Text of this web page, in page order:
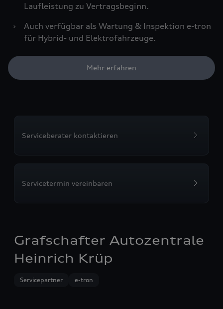
Laufleistung zu Vertragsbeginn.
›
Auch verfügbar als Wartung & Inspektion e-tron
für Hybrid- und Elektrofahrzeuge.
Mehr erfahren
Serviceberater kontaktieren
Servicetermin vereinbaren
Grafschafter Autozentrale
Heinrich Krüp
Servicepartner e-tron